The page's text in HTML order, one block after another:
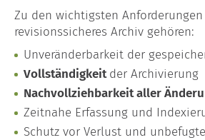
Zu den wichtigsten
revisionssicheres Archiv gehören:
Unveränderbarkeit der
Vollständigkeitder Archivierung
Nachvollziehbarkeit aller
Zeitnahe Erfassung und
Schutz vor Verlust und